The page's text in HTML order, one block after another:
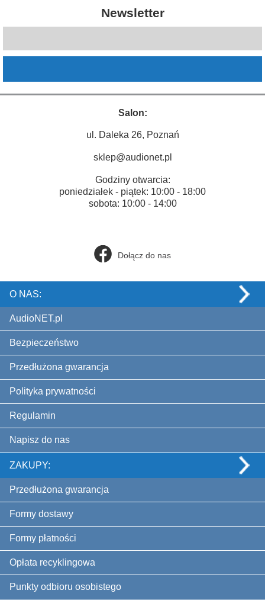
Newsletter
Salon:
ul. Daleka 26, Poznań
sklep@audionet.pl
Godziny otwarcia:
poniedziałek - piątek: 10:00 - 18:00
sobota: 10:00 - 14:00
Dołącz do nas
O NAS:
AudioNET.pl
Bezpieczeństwo
Przedłużona gwarancja
Polityka prywatności
Regulamin
Napisz do nas
ZAKUPY:
Przedłużona gwarancja
Formy dostawy
Formy płatności
Opłata recyklingowa
Punkty odbioru osobistego